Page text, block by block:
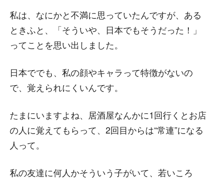
私は、なにかと不満に思っていたんですが、ある
ときふと、「そういや、日本でもそうだった！」
ってことを思い出しました。
日本ででも、私の顔やキャラって特徴がないの
で、覚えられにくいんです。
たまにいますよね、居酒屋なんかに1回行くとお店
の人に覚えてもらって、2回目からは“常連”になる
人って。
私の友達に何人かそういう子がいて、若いころ